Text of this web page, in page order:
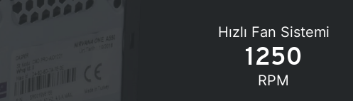
Hızlı Fan Sistemi
1250
RPM